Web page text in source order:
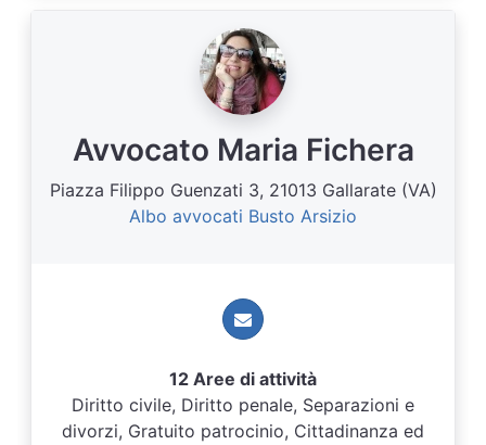
Avvocato Maria Fichera
Piazza Filippo Guenzati 3, 21013 Gallarate (VA)
Albo avvocati Busto Arsizio
12 Aree di attività
Diritto civile, Diritto penale, Separazioni e
divorzi, Gratuito patrocinio, Cittadinanza ed